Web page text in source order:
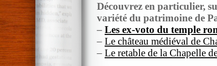
Découvrez en particulier,
variété du patrimoine de
– Les ex-voto du temple
– Le château médiéval de
– Le retable de la Chapelle